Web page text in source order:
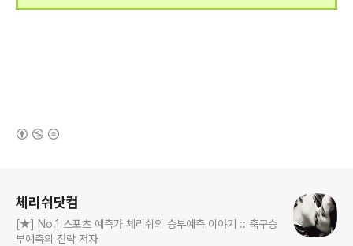
체리쉬닷컴
[★] No.1 스포츠 예측가 체리쉬의 승부예측 이야기 :: 축구승
부예측의 전략 저자